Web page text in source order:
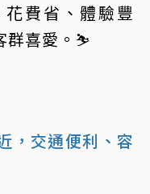
費省、體驗豐
群喜愛。⛷️
，交通便利、容